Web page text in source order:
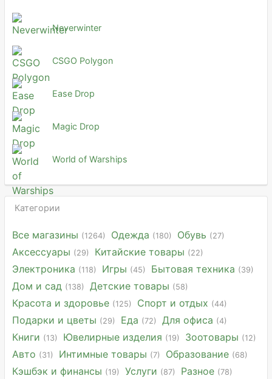
Neverwinter
CSGO Polygon
Ease Drop
Magic Drop
World of Warships
Категории
Все магазины (1264) Одежда (180) Обувь (27)
Аксессуары (29) Китайские товары (22)
Электроника (118) Игры (45) Бытовая техника (39)
Дом и сад (138) Детские товары (58)
Красота и здоровье (125) Спорт и отдых (44)
Подарки и цветы (29) Еда (72) Для офиса (4)
Книги (13) Ювелирные изделия (19) Зоотовары (12)
Авто (31) Интимные товары (7) Образование (68)
Кэшбэк и финансы (19) Услуги (87) Разное (78)